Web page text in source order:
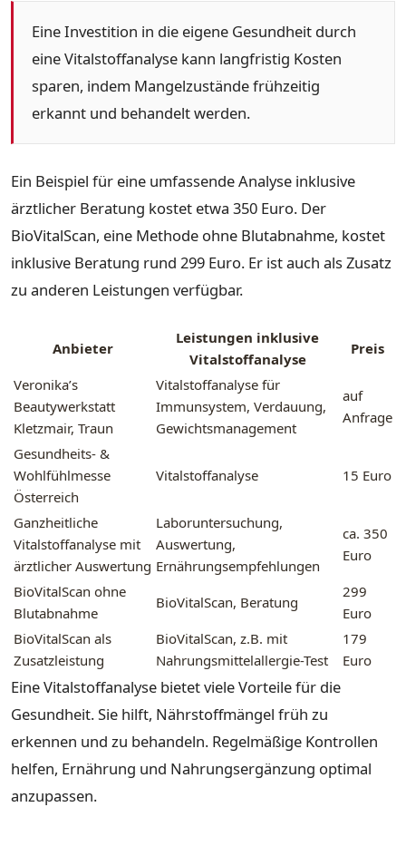
Eine Investition in die eigene Gesundheit durch
eine Vitalstoffanalyse kann langfristig Kosten
sparen, indem Mangelzustände frühzeitig
erkannt und behandelt werden.
Ein Beispiel für eine umfassende Analyse inklusive
ärztlicher Beratung kostet etwa 350 Euro. Der
BioVitalScan, eine Methode ohne Blutabnahme, kostet
inklusive Beratung rund 299 Euro. Er ist auch als Zusatz
zu anderen Leistungen verfügbar.
Anbieter
Leistungen inklusive
Vitalstoffanalyse
Preis
Veronika’s
Beautywerkstatt
Kletzmair, Traun
Vitalstoffanalyse für
Immunsystem, Verdauung,
Gewichtsmanagement
auf
Anfrage
Gesundheits- &
Wohlfühlmesse
Österreich
Vitalstoffanalyse 15 Euro
Ganzheitliche
Vitalstoffanalyse mit
ärztlicher Auswertung
Laboruntersuchung,
Auswertung,
Ernährungsempfehlungen
ca. 350
Euro
BioVitalScan ohne
Blutabnahme
BioVitalScan, Beratung
299
Euro
BioVitalScan als
Zusatzleistung
BioVitalScan, z.B. mit
Nahrungsmittelallergie-Test
179
Euro
Eine Vitalstoffanalyse bietet viele Vorteile für die
Gesundheit. Sie hilft, Nährstoffmängel früh zu
erkennen und zu behandeln. Regelmäßige Kontrollen
helfen, Ernährung und Nahrungsergänzung optimal
anzupassen.